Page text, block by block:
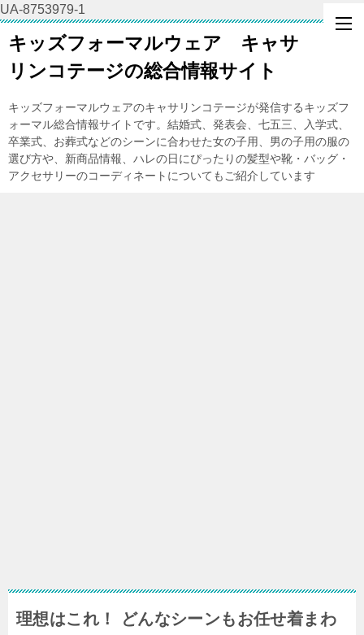
UA-8753979-1
キッズフォーマルウェア キャサ
リンコテージの総合情報サイト
キッズフォーマルウェアのキャサリンコテージが発信するキッズフ
ォーマル総合情報サイトです。結婚式、発表会、七五三、入学式、
卒業式、お葬式などのシーンに合わせた女の子用、男の子用の服の
選び方や、新商品情報、ハレの日にぴったりの髪型や靴・バッグ・
アクセサリーのコーディネートについてもご紹介しています
理想はこれ！ どんなシーンもお任せ着まわ